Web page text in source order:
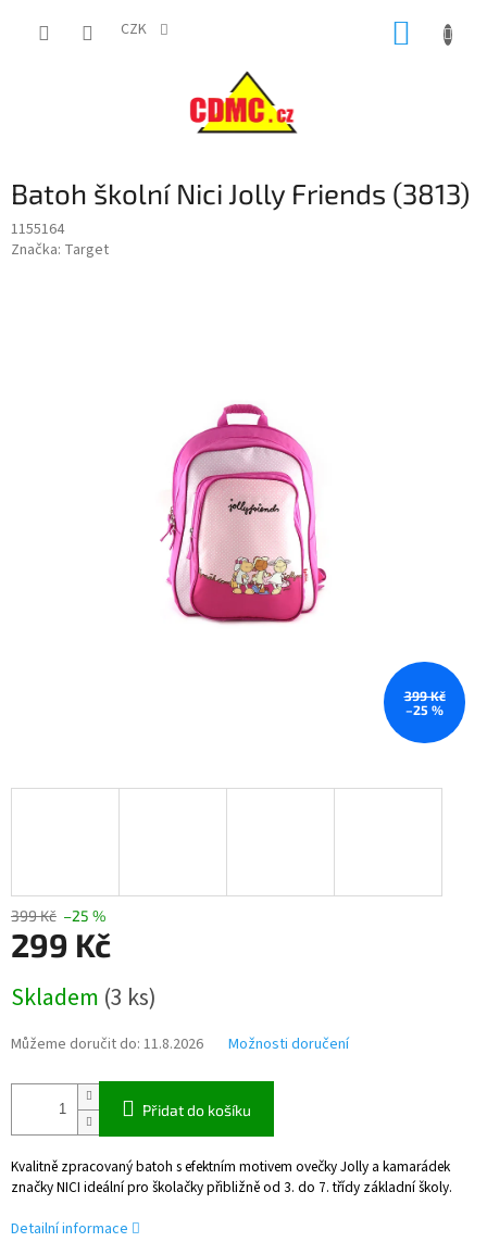
CZK
Batoh školní Nici Jolly Friends (3813)
1155164
Značka: Target
399 Kč
–25 %
399 Kč –25 %
299 Kč
cena:
Skladem (3 ks)
Můžeme doručit do: 11.8.2026 Možnosti doručení
Přidat do košíku
Kvalitně zpracovaný batoh s efektním motivem ovečky Jolly a kamarádek
značky NICI ideální pro školačky přibližně od 3. do 7. třídy základní školy.
Detailní informace